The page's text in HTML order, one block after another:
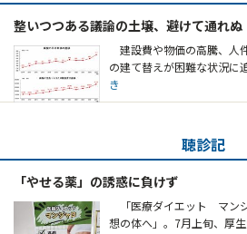
整いつつある議論の土壌、避けて通れぬ
建設費や物価の高騰、人
の建て替えが困難な状況に
き
聴診記
「やせる薬」の誘惑に負けず
「医療ダイエット マン
想の体へ」。7月上旬、厚